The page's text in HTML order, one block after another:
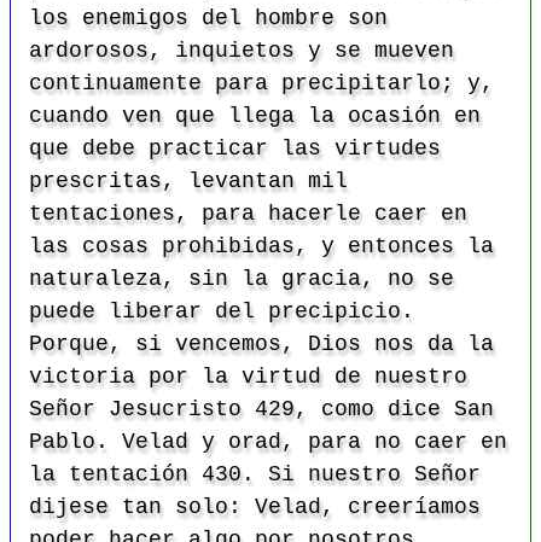
los enemigos del hombre son
ardorosos, inquietos y se mueven
continuamente para precipitarlo; y,
cuando ven que llega la ocasión en
que debe practicar las virtudes
prescritas, levantan mil
tentaciones, para hacerle caer en
las cosas prohibidas, y entonces la
naturaleza, sin la gracia, no se
puede liberar del precipicio.
Porque, si vencemos, Dios nos da la
victoria por la virtud de nuestro
Señor Jesucristo 429, como dice San
Pablo. Velad y orad, para no caer en
la tentación 430. Si nuestro Señor
dijese tan solo: Velad, creeríamos